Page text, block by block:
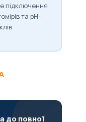
підключення
та pH-
до повної